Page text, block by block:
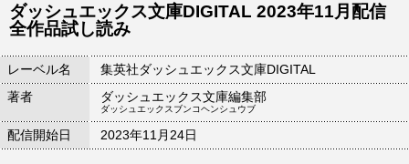
ダッシュエックス文庫DIGITAL 2023年11月配信
全作品試し読み
レーベル名
集英社ダッシュエックス文庫DIGITAL
著者
ダッシュエックス文庫編集部
ダッシュエックスブンコヘンシュウブ
配信開始日 2023年11月24日